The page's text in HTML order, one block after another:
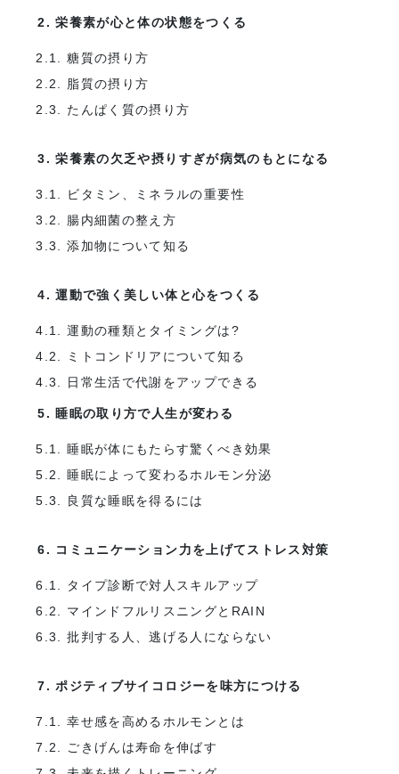
2. 栄養素が心と体の状態をつくる
2.1. 糖質の摂り方
2.2. 脂質の摂り方
2.3. たんぱく質の摂り方
3. 栄養素の欠乏や摂りすぎが病気のもとになる
3.1. ビタミン、ミネラルの重要性
3.2. 腸内細菌の整え方
3.3. 添加物について知る
4. 運動で強く美しい体と心をつくる
4.1. 運動の種類とタイミングは?
4.2. ミトコンドリアについて知る
4.3. 日常生活で代謝をアップできる
5. 睡眠の取り方で人生が変わる
5.1. 睡眠が体にもたらす驚くべき効果
5.2. 睡眠によって変わるホルモン分泌
5.3. 良質な睡眠を得るには
6. コミュニケーション力を上げてストレス対策
6.1. タイプ診断で対人スキルアップ
6.2. マインドフルリスニングとRAIN
6.3. 批判する人、逃げる人にならない
7. ポジティブサイコロジーを味方につける
7.1. 幸せ感を高めるホルモンとは
7.2. ごきげんは寿命を伸ばす